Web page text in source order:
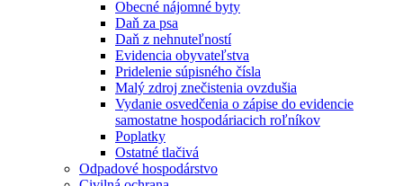
Obecné nájomné byty
Daň za psa
Daň z nehnuteľností
Evidencia obyvateľstva
Pridelenie súpisného čísla
Malý zdroj znečistenia ovzdušia
Vydanie osvedčenia o zápise do evidencie
samostatne hospodáriacich roľníkov
Poplatky
Ostatné tlačivá
Odpadové hospodárstvo